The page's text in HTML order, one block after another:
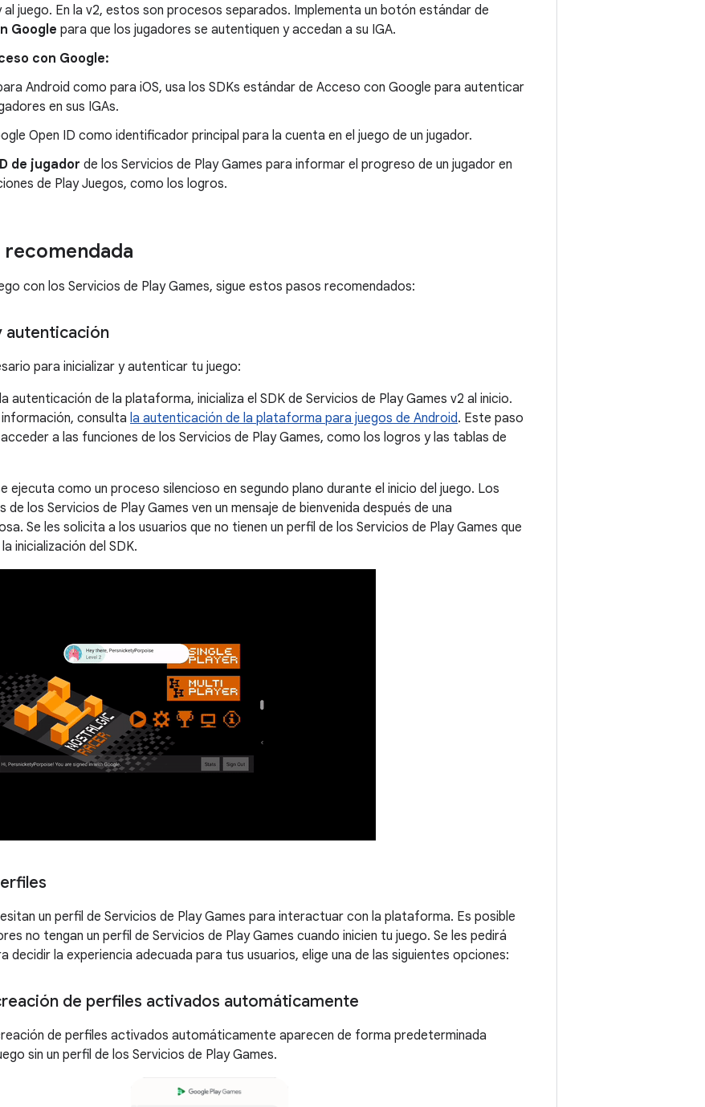
juego. En la v2, estos son procesos separados. Implementa un botón estándar de
Google para que los jugadores se autentiquen y accedan a su IGA.
con Google:
Android como para iOS, usa los SDKs estándar de Acceso con Google para autenticar
en sus IGAs.
Open ID como identificador principal para la cuenta en el juego de un jugador.
de jugador de los Servicios de Play Games para informar el progreso de un jugador en
de Play Juegos, como los logros.
con los Servicios de Play Games, sigue estos pasos recomendados:
autenticación
para inicializar y autenticar tu juego:
autenticación de la plataforma, inicializa el SDK de Servicios de Play Games v2 al inicio.
consulta la autenticación de la plataforma para juegos de Android. Este paso
a las funciones de los Servicios de Play Games, como los logros y las tablas de
ejecuta como un proceso silencioso en segundo plano durante el inicio del juego. Los
de los Servicios de Play Games ven un mensaje de bienvenida después de una
Se les solicita a los usuarios que no tienen un perfil de los Servicios de Play Games que
inicialización del SDK.
un perfil de Servicios de Play Games para interactuar con la plataforma. Es posible
no tengan un perfil de Servicios de Play Games cuando inicien tu juego. Se les pedirá
decidir la experiencia adecuada para tus usuarios, elige una de las siguientes opciones:
de perfiles activados automáticamente
de perfiles activados automáticamente aparecen de forma predeterminada
sin un perfil de los Servicios de Play Games.